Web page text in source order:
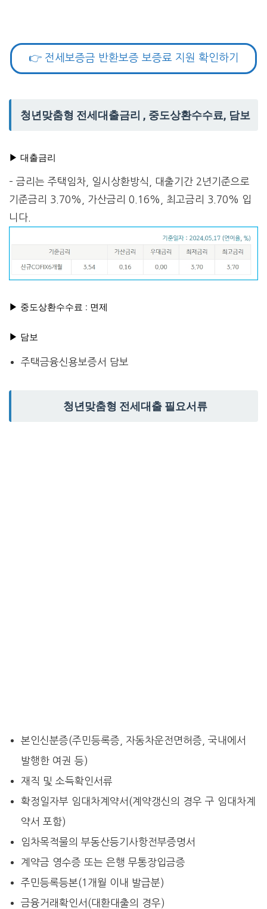
👉 전세보증금 반환보증 보증료 지원 확인하기
청년맞춤형 전세대출금리 , 중도상환수수료, 담보
▶ 대출금리
– 금리는 주택임차, 일시상환방식, 대출기간 2년기준으로
기준금리 3.70%, 가산금리 0.16%, 최고금리 3.70% 입
니다.
▶ 중도상환수수료 : 면제
▶ 담보
주택금융신용보증서 담보
청년맞춤형 전세대출 필요서류
본인신분증(주민등록증, 자동차운전면허증, 국내에서
발행한 여권 등)
재직 및 소득확인서류
확정일자부 임대차계약서(계약갱신의 경우 구 임대차계
약서 포함)
임차목적물의 부동산등기사항전부증명서
계약금 영수증 또는 은행 무통장입금증
주민등록등본(1개월 이내 발급분)
금융거래확인서(대환대출의 경우)